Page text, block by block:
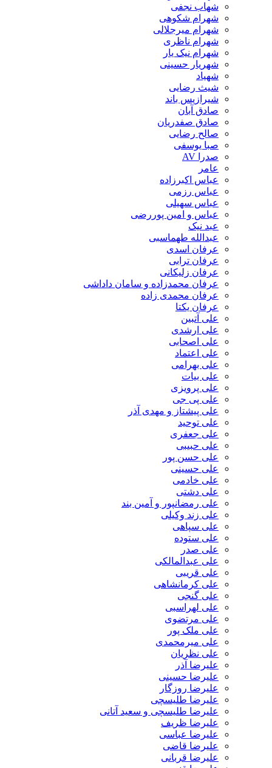
شهاب نجفی
شهرام شکوهی
شهرام میرجلالی
شهرام ناظری
شهرام نیک یار
شهریار حسینی
شهیاد
شیث رضایی
شیرازیس باند
صادق آبان
صادق صفدریان
صالح رضایی
صبا یوسفی
صدرا AV
عامر
عباس اکبرزاده
عباس رزمی
عباس سهیلی
عباس و امین پوررضی
عبد نیک
عبدالله طهماسبی‎
عرفان اسدی
عرفان ترابی
عرفان زلیکانی
عرفان محمدزاده و سامان داداشی
عرفان محمدی زاده
عرفان یکتا
علی آتبین
علی ارشدی
علی اصحابی
علی اعتماد
علی بهرامی
علی بیات
علی پرویزی
علی پی جی
علی پیشتاز و مهدی آذر
علی توحید
علی جعفری
علی حبیبی
علی حسن پور
علی حسینی
علی خادمی
علی دشتی
علی رمضانپور و آمین بند
علی زند وکیلی
علی سپاهی
علی ستوده
علی صدر
علی عبدالمالکی
علی قریبی
علی کرمانشاهی
علی گنجی
علی لهراسبی
علی مرتضوی
علی ملک پور
علی میرمحمدی
علی نظریان
علیرضا آذر
علیرضا حسینی
علیرضا روزگار
علیرضا طلیسچی
علیرضا طلیسچی و سعید آتانی
علیرضا ظریف
علیرضا عباسی
علیرضا قاضی
علیرضا قربانی